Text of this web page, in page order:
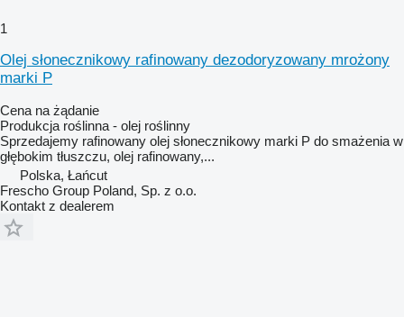
1
Olej słonecznikowy rafinowany dezodoryzowany mrożony
marki P
Cena na żądanie
Produkcja roślinna - olej roślinny
Sprzedajemy rafinowany olej słonecznikowy marki P do smażenia w
głębokim tłuszczu, olej rafinowany,...
Polska, Łańcut
Frescho Group Poland, Sp. z o.o.
Kontakt z dealerem